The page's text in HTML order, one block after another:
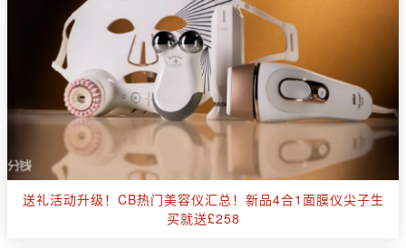
送礼活动升级！CB热门美容仪汇总！新品4合1面膜仪尖子生
买就送£258